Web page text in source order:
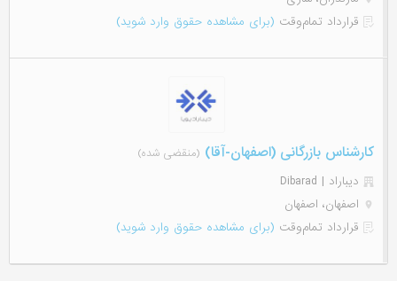
قرارداد تمام‌وقت (برای مشاهده حقوق وارد شوید)
کارشناس بازرگانی (اصفهان-آقا) (منقضی شده)
دیباراد | Dibarad
اصفهان، اصفهان
قرارداد تمام‌وقت (برای مشاهده حقوق وارد شوید)